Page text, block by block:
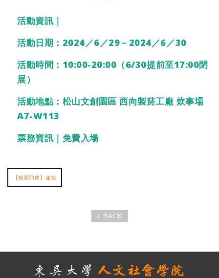
活動資訊｜
活動日期：2024／6／29－2024／6／30
活動時間：10:00-20:00（6/30提前至17:00閉
展）
活動地點：松山文創園區 西向製菸工廠 炊事場
A7-W113
票務資訊｜免費入場
【校園頭條】連結
BACK